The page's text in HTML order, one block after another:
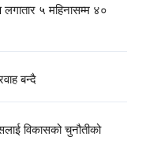
लगातार ५ महिनासम्म ४०
बन्दै
विकासको चुनौतीको